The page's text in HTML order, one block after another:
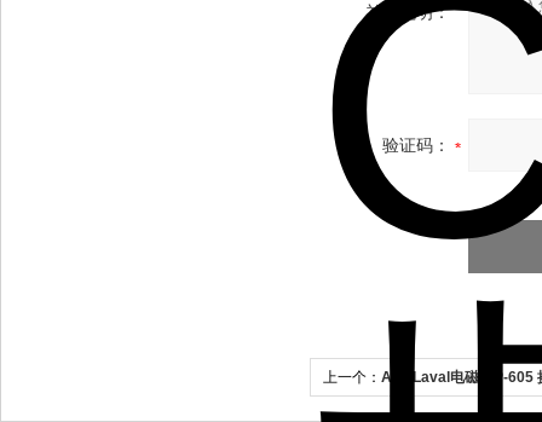
补充说明：
验证码：
上一个： Alfa Laval电磁阀P-605